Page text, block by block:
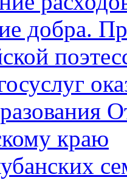
добра.
краю